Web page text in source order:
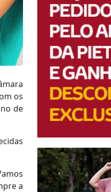
os
de
a